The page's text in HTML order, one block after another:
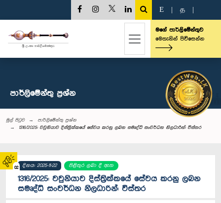
02
E த
මගේ පාර්ලිමේන්තුව
මෙතැනින් පිවිසෙන්න
පාර්ලි‌මේන්තු‌ ප්‍රශ්න
මුල් පිටුව
පාර්ලි‌මේන්තු‌ ප්‍රශ්න
1316/2025: වවුනියාව දිස්ත්‍රික්කයේ සේවය කරනු ලබන සමෘද්ධි සංවර්ධන නිලධාරින්: විස්තර
දිනය: 2025-11-22 පිළිතුර ලබා දී ඇත
1316/2025: වවුනියාව දිස්ත්‍රික්කයේ සේවය කරනු ලබන
සමෘද්ධි සංවර්ධන නිලධාරින්: විස්තර